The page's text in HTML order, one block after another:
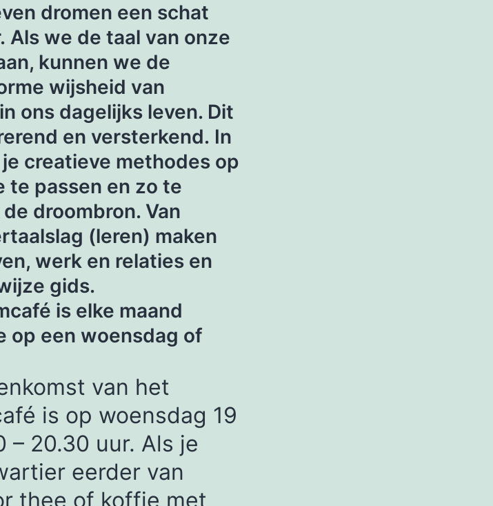
dromen een schat
Als we de taal van onze
kunnen we de
wijsheid van
ons dagelijks leven. Dit
en versterkend. In
creatieve methodes op
te passen en zo te
droombron. Van
(leren) maken
werk en relaties en
gids.
is elke maand
op een woensdag of
van het
is op woensdag 19
– 20.30 uur. Als je
eerder van
thee of koffie met